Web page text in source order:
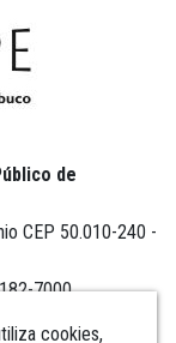
cookies,
de
CEP 50.010-240 -
7000